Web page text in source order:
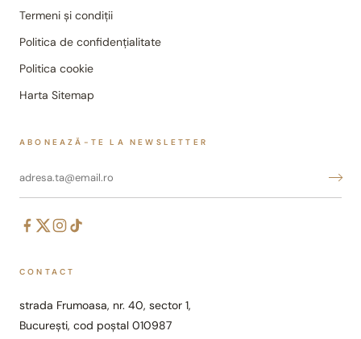
Termeni și condiții
Politica de confidențialitate
Politica cookie
Harta Sitemap
ABONEAZĂ-TE LA NEWSLETTER
CONTACT
strada Frumoasa, nr. 40, sector 1,
București, cod poștal 010987